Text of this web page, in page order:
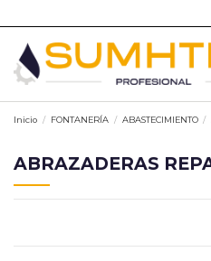
Inicio FONTANERÍA ABASTECIMIENTO
ABRAZADERAS